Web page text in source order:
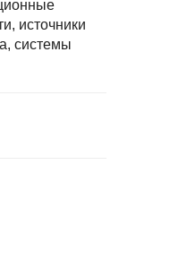
источники
системы